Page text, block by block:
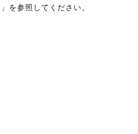
」を参照してください。